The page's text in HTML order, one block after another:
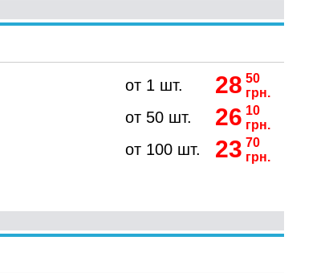
от 1 шт. 28 50
грн.
от 50 шт. 26 10
грн.
от 100 шт. 23 70
грн.